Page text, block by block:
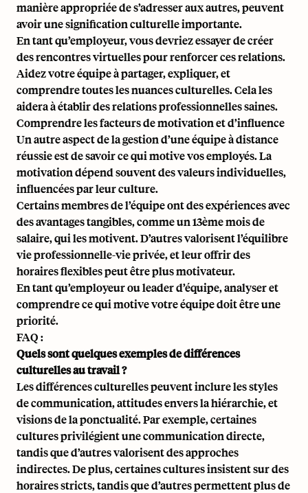
manière appropriée de s’adresser aux autres, peuvent
avoir une signification culturelle importante.
En tant qu’employeur, vous devriez essayer de créer
des rencontres virtuelles pour renforcer ces relations.
Aidez votre équipe à partager, expliquer, et
comprendre toutes les nuances culturelles. Cela les
aidera à établir des relations professionnelles saines.
Comprendre les facteurs de motivation et d’influence
Un autre aspect de la gestion d’une équipe à distance
réussie est de savoir ce qui motive vos employés. La
motivation dépend souvent des valeurs individuelles,
influencées par leur culture.
Certains membres de l’équipe ont des expériences avec
des avantages tangibles, comme un 13ème mois de
salaire, qui les motivent. D’autres valorisent l’équilibre
vie professionnelle-vie privée, et leur offrir des
horaires flexibles peut être plus motivateur.
En tant qu’employeur ou leader d’équipe, analyser et
comprendre ce qui motive votre équipe doit être une
priorité.
FAQ :
Quels sont quelques exemples de différences
culturelles au travail ?
Les différences culturelles peuvent inclure les styles
de communication, attitudes envers la hiérarchie, et
visions de la ponctualité. Par exemple, certaines
cultures privilégient une communication directe,
tandis que d’autres valorisent des approches
indirectes. De plus, certaines cultures insistent sur des
horaires stricts, tandis que d’autres permettent plus de